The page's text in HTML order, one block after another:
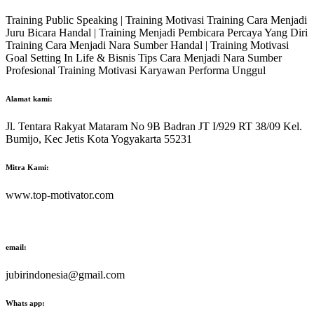
Training Public Speaking | Training Motivasi Training Cara Menjadi
Juru Bicara Handal | Training Menjadi Pembicara Percaya Yang Diri
Training Cara Menjadi Nara Sumber Handal | Training Motivasi
Goal Setting In Life & Bisnis Tips Cara Menjadi Nara Sumber
Profesional Training Motivasi Karyawan Performa Unggul
Alamat kami:
Jl. Tentara Rakyat Mataram No 9B Badran JT I/929 RT 38/09 Kel.
Bumijo, Kec Jetis Kota Yogyakarta 55231
Mitra Kami:
www.top-motivator.com
email:
jubirindonesia@gmail.com
Whats app: